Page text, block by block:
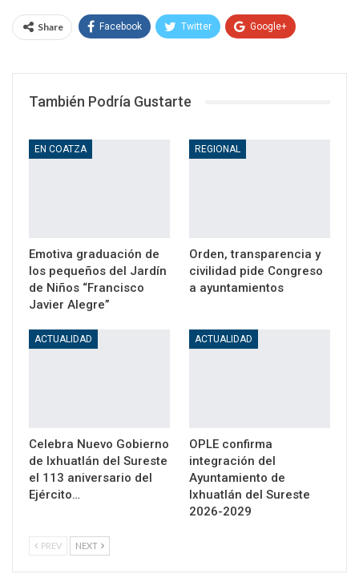
Share Facebook Twitter Google+
También Podría Gustarte
EN COATZA
Emotiva graduación de
los pequeños del Jardín
de Niños “Francisco
Javier Alegre”
REGIONAL
Orden, transparencia y
civilidad pide Congreso
a ayuntamientos
ACTUALIDAD
Celebra Nuevo Gobierno
de Ixhuatlán del Sureste
el 113 aniversario del
Ejército…
ACTUALIDAD
OPLE confirma
integración del
Ayuntamiento de
Ixhuatlán del Sureste
2026-2029
PREV NEXT